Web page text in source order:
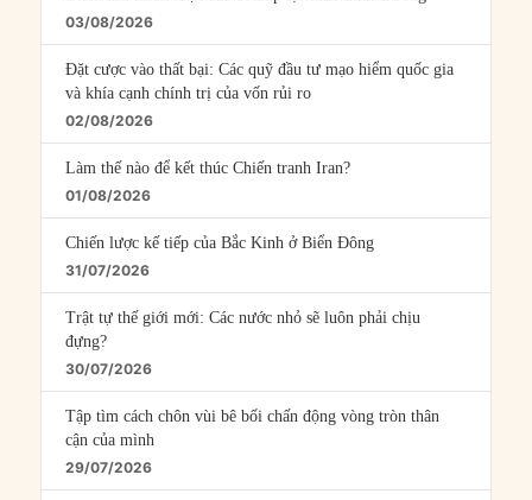
03/08/2026
Đặt cược vào thất bại: Các quỹ đầu tư mạo hiểm quốc gia
và khía cạnh chính trị của vốn rủi ro
02/08/2026
Làm thế nào để kết thúc Chiến tranh Iran?
01/08/2026
Chiến lược kế tiếp của Bắc Kinh ở Biển Đông
31/07/2026
Trật tự thế giới mới: Các nước nhỏ sẽ luôn phải chịu
đựng?
30/07/2026
Tập tìm cách chôn vùi bê bối chấn động vòng tròn thân
cận của mình
29/07/2026